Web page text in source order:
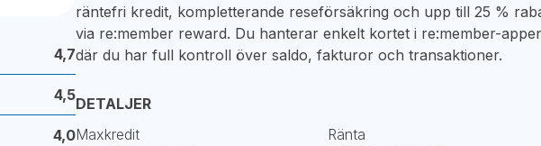
4,7
4,5
4,0
räntefri kredit, kompletterande reseförsäkring och upp till 25 %
via re:member reward. Du hanterar enkelt kortet i re:member-
där du har full kontroll över saldo, fakturor och transaktioner.
DETALJER
Maxkredit
Ränta